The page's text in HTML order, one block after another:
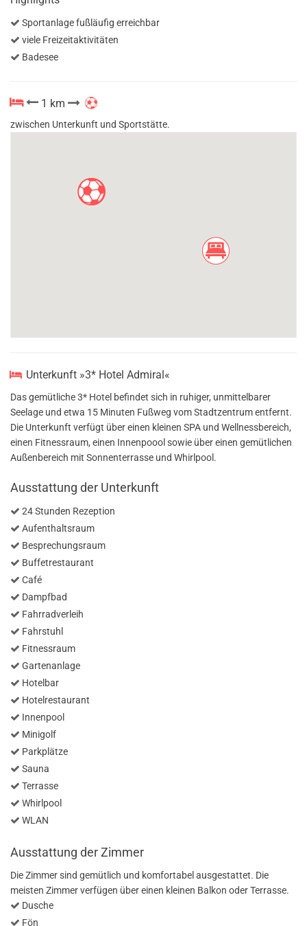
Sportanlage fußläufig erreichbar
viele Freizeitaktivitäten
Badesee
1 km
zwischen Unterkunft und Sportstätte.
Unterkunft »3* Hotel Admiral«
Das gemütliche 3* Hotel befindet sich in ruhiger, unmittelbarer
Seelage und etwa 15 Minuten Fußweg vom Stadtzentrum entfernt.
Die Unterkunft verfügt über einen kleinen SPA und Wellnessbereich,
einen Fitnessraum, einen Innenpoool sowie über einen gemütlichen
Außenbereich mit Sonnenterrasse und Whirlpool.
Ausstattung der Unterkunft
24 Stunden Rezeption
Aufenthaltsraum
Besprechungsraum
Buffetrestaurant
Café
Dampfbad
Fahrradverleih
Fahrstuhl
Fitnessraum
Gartenanlage
Hotelbar
Hotelrestaurant
Innenpool
Minigolf
Parkplätze
Sauna
Terrasse
Whirlpool
WLAN
Ausstattung der Zimmer
Die Zimmer sind gemütlich und komfortabel ausgestattet. Die
meisten Zimmer verfügen über einen kleinen Balkon oder Terrasse.
Dusche
Fön